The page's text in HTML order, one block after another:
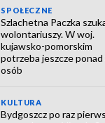
SPOŁECZNE
Szlachetna Paczka
wolontariuszy. W woj.
kujawsko-pomorskim
potrzeba jeszcze
osób
KULTURA
Bydgoszcz po raz